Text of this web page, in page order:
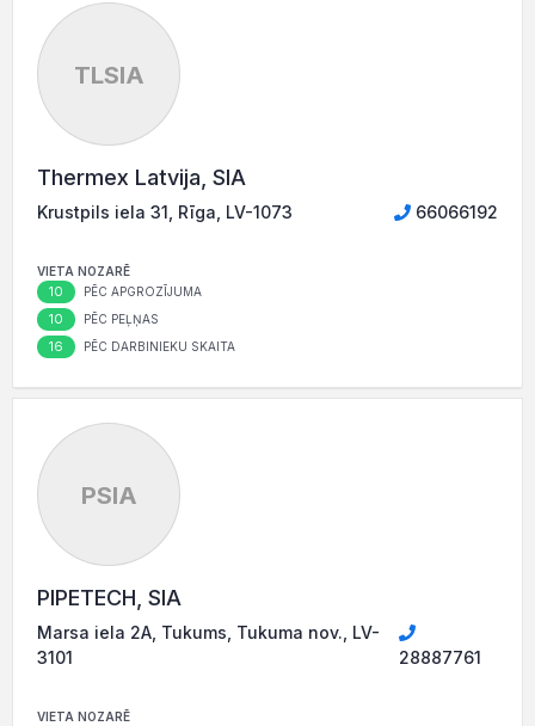
TLSIA
Thermex Latvija, SIA
Krustpils iela 31, Rīga, LV-1073 66066192
VIETA NOZARĒ
10 PĒC APGROZĪJUMA
10 PĒC PEĻŅAS
16 PĒC DARBINIEKU SKAITA
PSIA
PIPETECH, SIA
Marsa iela 2A, Tukums, Tukuma nov., LV-
3101
28887761
VIETA NOZARĒ